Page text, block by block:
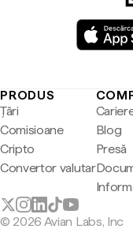
PRODUS
Țări
Comisioane
Cripto
Convertor valutar
Blog
Presă
© 2026 Avian Labs, Inc